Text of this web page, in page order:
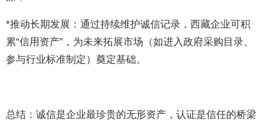
*推动长期发展：通过持续维护诚信记录，西藏企业可积
累“信用资产”，为未来拓展市场（如进入政府采购目录、
参与行业标准制定）奠定基础。
总结：诚信是企业最珍贵的无形资产，认证是信任的桥梁